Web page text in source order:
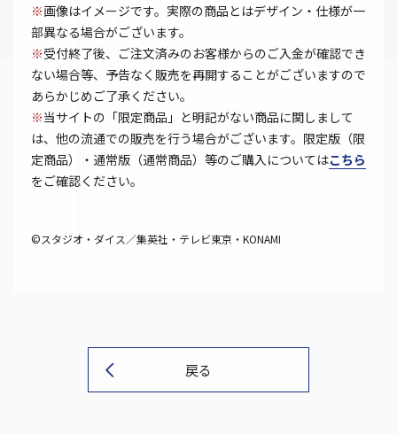
※画像はイメージです。実際の商品とはデザイン・仕様が一
部異なる場合がございます。
※受付終了後、ご注文済みのお客様からのご入金が確認でき
ない場合等、予告なく販売を再開することがございますので
あらかじめご了承ください。
※当サイトの「限定商品」と明記がない商品に関しまして
は、他の流通での販売を行う場合がございます。限定版（限
定商品）・通常版（通常商品）等のご購入についてはこちら
をご確認ください。
©スタジオ・ダイス／集英社・テレビ東京・KONAMI
戻る